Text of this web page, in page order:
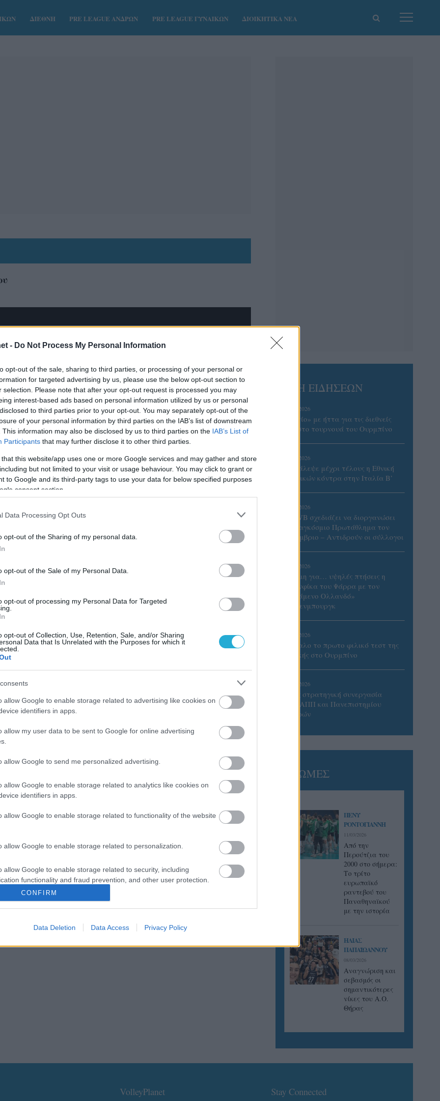
- Do Not Process My Personal Information
opt-out of the sale, sharing to third parties, or processing of your personal or
for targeted advertising by us, please use the below opt-out section to
selection. Please note that after your opt-out request is processed you may
interest-based ads based on personal information utilized by us or personal
to third parties prior to your opt-out. You may separately opt-out of the
of your personal information by third parties on the IAB’s list of downstream
This information may also be disclosed by us to third parties on the IAB’s List of
Participants that may further disclose it to other third parties.
that this website/app uses one or more Google services and may gather and store
but not limited to your visit or usage behaviour. You may click to grant or
to Google and its third-party tags to use your data for below specified purposes
consent section.
Data Processing Opt Outs
opt-out of the Sharing of my personal data.
opt-out of the Sale of my Personal Data.
opt-out of processing my Personal Data for Targeted
opt-out of Collection, Use, Retention, Sale, and/or Sharing
Data that Is Unrelated with the Purposes for which it
allow Google to enable storage related to advertising like cookies on
identifiers in apps.
allow my user data to be sent to Google for online advertising
allow Google to send me personalized advertising.
allow Google to enable storage related to analytics like cookies on
identifiers in apps.
allow Google to enable storage related to functionality of the website
allow Google to enable storage related to personalization.
allow Google to enable storage related to security, including
functionality and fraud prevention, and other user protection.
CONFIRM
Data Deletion Data Access Privacy Policy
ΔΙΕΘΝΗ PRE LEAGUE ΑΝΔΡΩΝ PRE LEAGUE ΓΥΝΑΙΚΩΝ ΔΙΟΙΚΗΤΙΚΑ ΝΕΑ
Ιουλίου το Major τουρνουά World Tour FIVB στο
της Κροατίας, μεταξύ Ολυμπιονικών, παγκόσμιων
της άμμου θα στηρίξει και ο Κροατής διεθνής
βρει" με την Μάντσεστερ Γιουνάιτεντ.
ΡΟΗ ΕΙΔΗΣΕΩΝ
07/08/2026
«Αντίο» με ήττα για τις διεθνείς
μας στο τουρνουά του Ουρμπίνο
06/08/2026
Το πάλεψε μέχρι τέλους η Εθνική
γυναικών κόντρα στην Ιταλία Β’
06/08/2026
Η FIVB σχεδιάζει να διοργανώσει
το Παγκόσμιο Πρωτάθλημα τον
Δεκέμβριο – Αντιδρούν οι σύλλογοι
06/08/2026
Έτοιμη για… υψηλές πτήσεις η
Μπενφίκα του Ψάρρα με τον
«Ιπτάμενο Ολλανδό»
Βίλτενμπουργκ
05/08/2026
Ισόπαλο το πρωτο φιλικό τεστ της
Εθνικής στο Ουρμπίνο
05/08/2026
Προς στρατηγική συνεργασία
ΠΑΣΑΠΠ και Πανεπιστημίου
Πατρών
ΓΝΩΜΕΣ
ΠΕΝΥ
ΡΟΝΤΟΓΙΑΝΝΗ
11/03/2026
Από την
Περούτζια του
2000 στο σήμερα:
Tο τρίτο
ευρωπαϊκό
ραντεβού του
Παναθηναϊκού
με την ιστορία
ΗΛΙΑΣ
ΠΑΠΑΪΩΑΝΝΟΥ
08/03/2026
Αναγνώριση και
σεβασμός οι
σημαντικότερες
νίκες του Α.Ο.
Θήρας
VolleyPlanet Stay Connected